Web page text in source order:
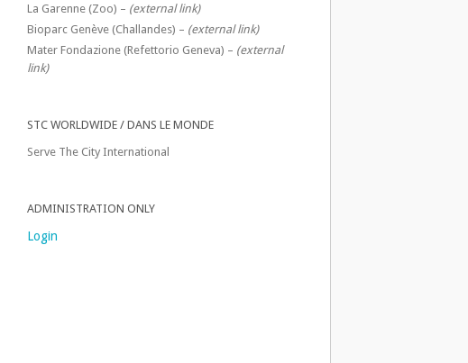
La Garenne (Zoo) – (external link)
Bioparc Genève (Challandes) – (external link)
Mater Fondazione (Refettorio Geneva) – (external
link)
STC WORLDWIDE / DANS LE MONDE
Serve The City International
ADMINISTRATION ONLY
Login